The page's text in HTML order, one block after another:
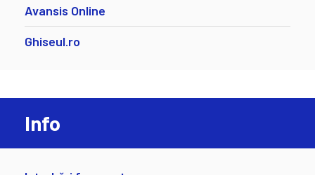
Avansis Online
Ghiseul.ro
Info